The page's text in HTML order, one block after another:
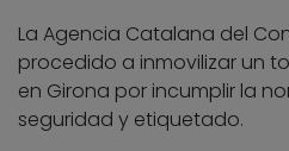
La Agencia Catalana del
procedido a inmovilizar un
en Girona por incumplir la
seguridad y etiquetado.